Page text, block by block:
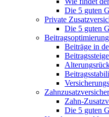
Die 5 guten
Private
Die 5 guten
Beiträge in
Zahn-
Die 5 guten